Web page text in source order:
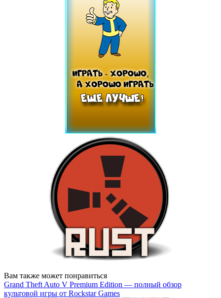
Вам также может понравиться
Grand Theft Auto V Premium Edition — полный обзор
культовой игры от Rockstar Games